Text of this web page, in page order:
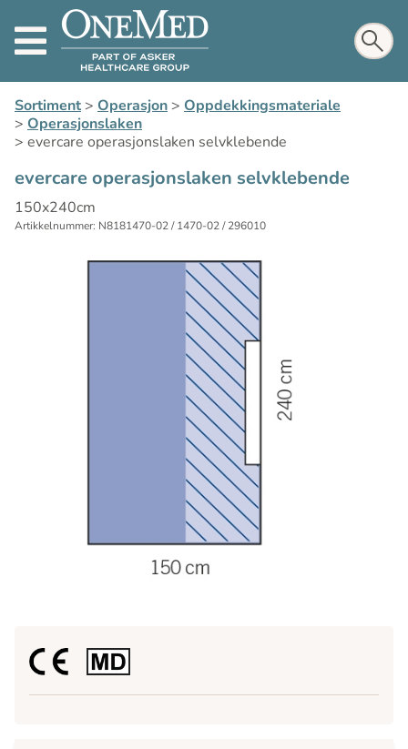
Sortiment> Operasjon> Oppdekkingsmateriale
> Operasjonslaken
> evercare operasjonslaken selvklebende
evercare operasjonslaken selvklebende
150x240cm
Artikkelnummer: N8181470-02 / 1470-02 / 296010